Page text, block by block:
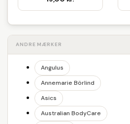
ANDRE MÆRKER
Angulus
Annemarie Börlind
Asics
Australian BodyCare